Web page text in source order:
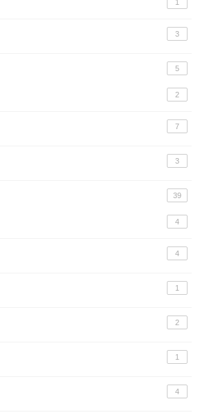
1
3
5
2
7
3
39
4
4
1
2
1
4